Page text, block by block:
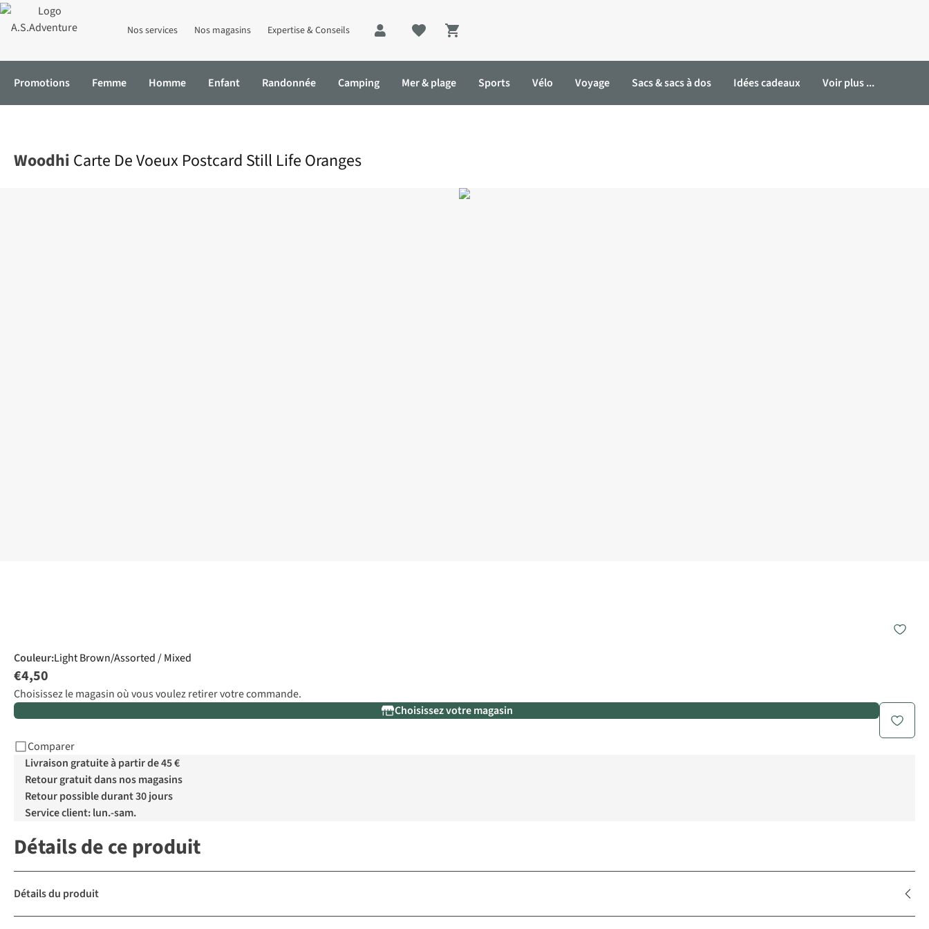
Nos services Nos magasins Expertise & Conseils
Shopping cart
Promotions Femme Homme Enfant Randonnée Camping Mer & plage Sports Vélo Voyage Sacs & sacs à dos Idées cadeaux Voir plus ...
Woodhi Carte De Voeux Postcard Still Life Oranges
Couleur:Light Brown/Assorted / Mixed
€4,50
Choisissez le magasin où vous voulez retirer votre commande.
Choisissez votre magasin
Comparer
Livraison gratuite à partir de 45 €
Retour gratuit dans nos magasins
Retour possible durant 30 jours
Service client: lun.-sam.
Détails de ce produit
Détails du produit